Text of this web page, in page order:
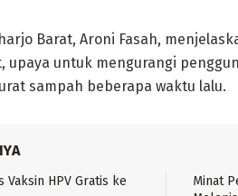
Barat, Aroni Fasah,
upaya untuk mengurangi
sampah beberapa waktu lalu.
HPV Gratis ke
Minat